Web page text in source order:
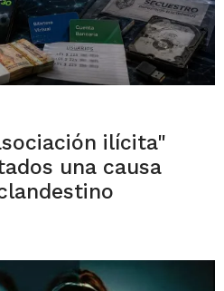
ilícita"
una causa